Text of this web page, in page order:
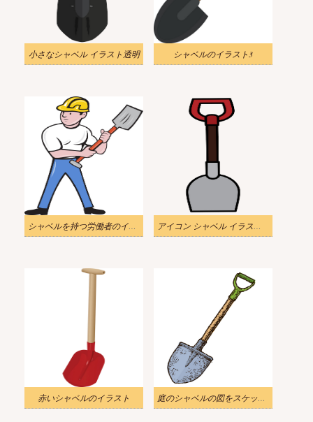
小さなシャベル イラスト透明 シャベルのイラスト3
シャベルを持つ労働者のイラスト アイコン シャベル イラスト透明1
赤いシャベルのイラスト 庭のシャベルの図をスケッチします。